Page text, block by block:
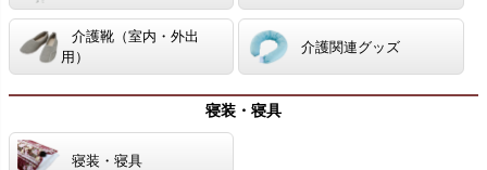
介護靴（室内・外出
用）
介護関連グッズ
寝装・寝具
寝装・寝具